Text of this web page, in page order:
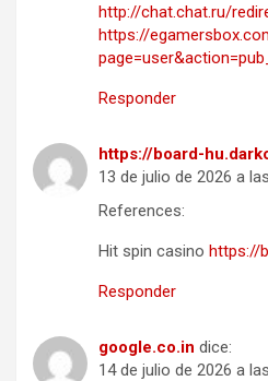
http://chat.chat.ru/
https://
Responder
https://board-
13 de julio de 2026 a
References:
Hit spin casino https://
Responder
google.co.in dice:
14 de julio de 2026 a